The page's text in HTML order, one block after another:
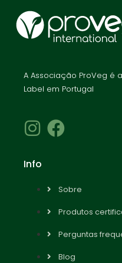
A Associação ProVeg é
Label em Portugal
Info
Sobre
Produtos
Perguntas
Blog